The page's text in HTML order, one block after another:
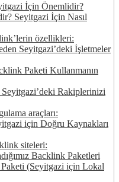
İçin Önemlidir?
Seyitgazi İçin Nasıl
özellikleri:
Seyitgazi’deki İşletmeler
Paketi Kullanmanın
Rakiplerinizi
araçları:
için Doğru Kaynakları
siteleri:
Backlink Paketleri
Paketi (Seyitgazi için Lokal